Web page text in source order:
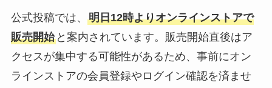
公式投稿では、 明日12時よりオンラインストアで
販売開始と案内されています。販売開始直後はア
クセスが集中する可能性があるため、事前にオン
ラインストアの会員登録やログイン確認を済ませ